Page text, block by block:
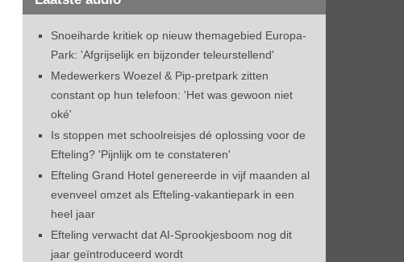
Snoeiharde kritiek op nieuw themagebied Europa-
Park: 'Afgrijselijk en bijzonder teleurstellend'
Medewerkers Woezel & Pip-pretpark zitten
constant op hun telefoon: 'Het was gewoon niet
oké'
Is stoppen met schoolreisjes dé oplossing voor de
Efteling? 'Pijnlijk om te constateren'
Efteling Grand Hotel genereerde in vijf maanden al
evenveel omzet als Efteling-vakantiepark in een
heel jaar
Efteling verwacht dat AI-Sprookjesboom nog dit
jaar geïntroduceerd wordt